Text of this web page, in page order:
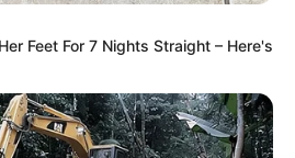
Feet For 7 Nights Straight – Here's